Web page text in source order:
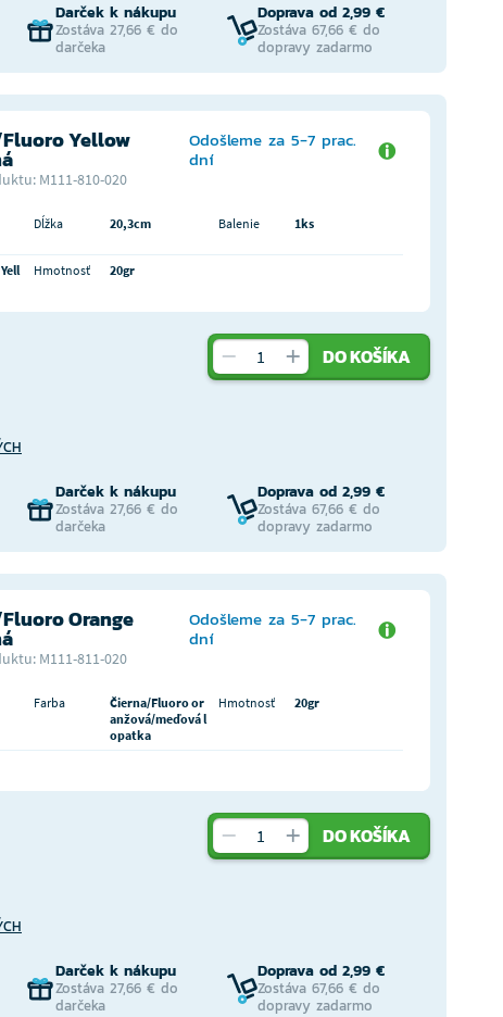
Darček k nákupu
Zostáva 27,66 € do
darčeka
Doprava od 2,99 €
Zostáva 67,66 € do
dopravy zadarmo
Yellow
M111-810-020
Odošleme za 5-7 prac.
dní
Dĺžka 20,3cm Balenie 1ks
Hmotnosť 20gr
DO KOŠÍKA
Darček k nákupu
Zostáva 27,66 € do
darčeka
Doprava od 2,99 €
Zostáva 67,66 € do
dopravy zadarmo
Orange
M111-811-020
Odošleme za 5-7 prac.
dní
Farba
Čierna/Fluoro or
anžová/meďová l
opatka
Hmotnosť 20gr
DO KOŠÍKA
Darček k nákupu
Zostáva 27,66 € do
darčeka
Doprava od 2,99 €
Zostáva 67,66 € do
dopravy zadarmo